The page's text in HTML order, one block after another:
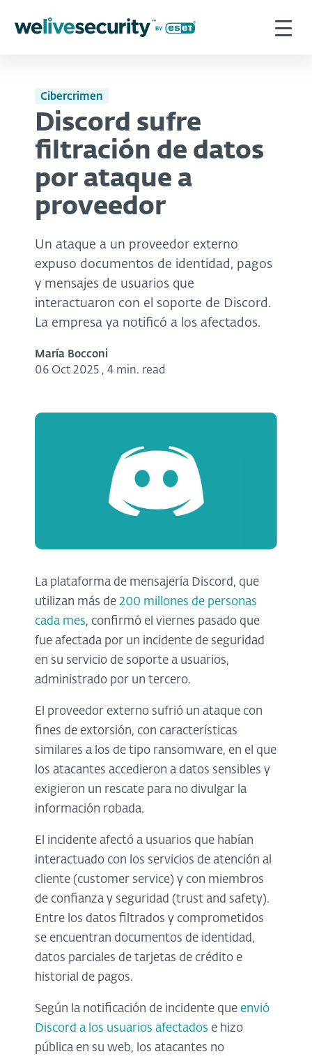
Cibercrimen
Discord sufre
filtración de datos
por ataque a
proveedor
Un ataque a un proveedor externo
expuso documentos de identidad, pagos
y mensajes de usuarios que
interactuaron con el soporte de Discord.
La empresa ya notificó a los afectados.
María Bocconi
06 Oct 2025 , 4 min. read
La plataforma de mensajería Discord, que
utilizan más de 200 millones de personas
cada mes, confirmó el viernes pasado que
fue afectada por un incidente de seguridad
en su servicio de soporte a usuarios,
administrado por un tercero.
El proveedor externo sufrió un ataque con
fines de extorsión, con características
similares a los de tipo ransomware, en el que
los atacantes accedieron a datos sensibles y
exigieron un rescate para no divulgar la
información robada.
El incidente afectó a usuarios que habían
interactuado con los servicios de atención al
cliente (customer service) y con miembros
de confianza y seguridad (trust and safety).
Entre los datos filtrados y comprometidos
se encuentran documentos de identidad,
datos parciales de tarjetas de crédito e
historial de pagos.
Según la notificación de incidente que envió
Discord a los usuarios afectados e hizo
pública en su web, los atacantes no